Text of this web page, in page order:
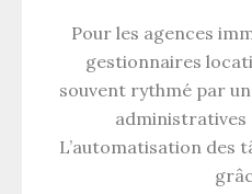
Pour les agences
gestionnaires
souvent rythmé par
administratives
L’automatisation des